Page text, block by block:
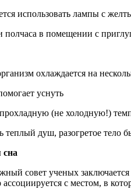
использовать лампы с
полчаса в помещении с
охлаждается на
уснуть
(не холодную!)
душ, разогретое тело
сна
совет ученых заключается
с местом, в